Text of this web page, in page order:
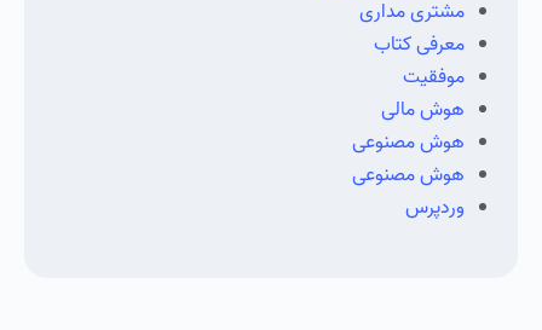
مشتری مداری
معرفی کتاب
موفقیت
هوش مالی
هوش مصنوعی
هوش مصنوعی
وردپرس